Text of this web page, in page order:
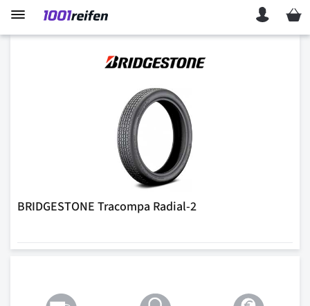
Mein
BRIDGESTONE Tracompa Radial-2